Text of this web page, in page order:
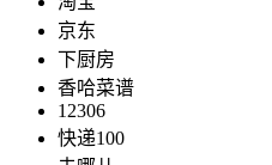
京东
下厨房
香哈菜谱
12306
快递100